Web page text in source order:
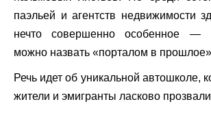
паэльей и агентств недвижимости
нечто совершенно особенное —
можно назвать «порталом в
Речь идет об уникальной автошколе,
жители и эмигранты ласково